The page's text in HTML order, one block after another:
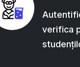
verifica